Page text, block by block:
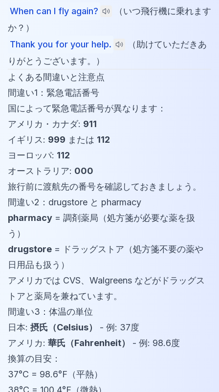
When can I fly again?
（いつ飛行機に乗れます
か？）
Thank you for your help.
（助けていただきあ
りがとうございます。）
よくある間違いと注意点
間違い1：緊急電話番号
国によって緊急電話番号が異なります：
アメリカ・カナダ: 911
イギリス: 999 または 112
ヨーロッパ: 112
オーストラリア: 000
旅行前に渡航先の番号を確認しておきましょう。
間違い2：drugstore と pharmacy
pharmacy = 調剤薬局（処方箋が必要な薬を扱
う）
drugstore = ドラッグストア（処方箋不要の薬や
日用品も扱う）
アメリカでは CVS、Walgreens などがドラッグス
トアと薬局を兼ねています。
間違い3：体温の単位
日本: 摂氏（Celsius）
- 例: 37度
アメリカ: 華氏（Fahrenheit）
- 例: 98.6度
換算の目安：
37°C = 98.6°F（平熱）
38°C = 100.4°F（微熱）